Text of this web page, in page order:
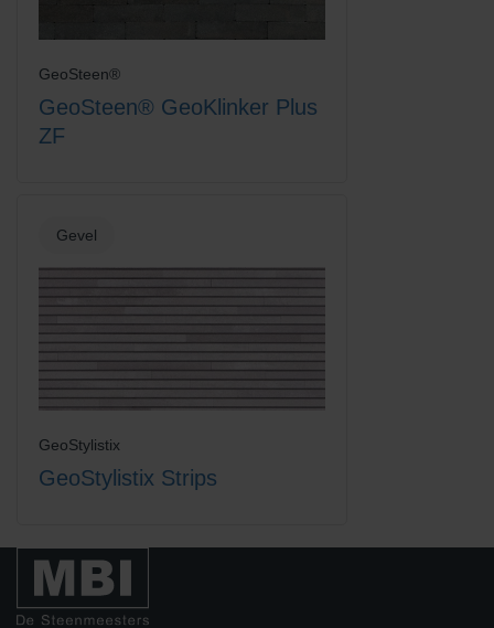
GeoSteen®
GeoSteen® GeoKlinker Plus
ZF
Gevel
GeoStylistix
GeoStylistix Strips